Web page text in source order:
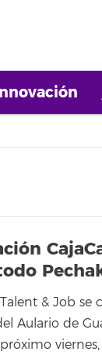
& Job se
Aulario de